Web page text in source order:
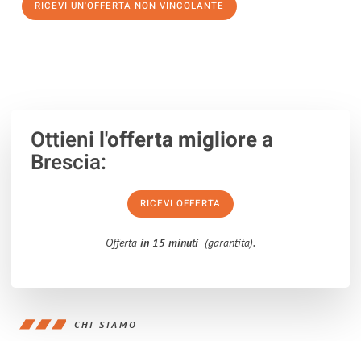
RICEVI UN'OFFERTA NON VINCOLANTE
Ottieni l'offerta migliorea
Brescia:
RICEVI OFFERTA
Offerta in 15 minuti (garantita).
CHI SIAMO